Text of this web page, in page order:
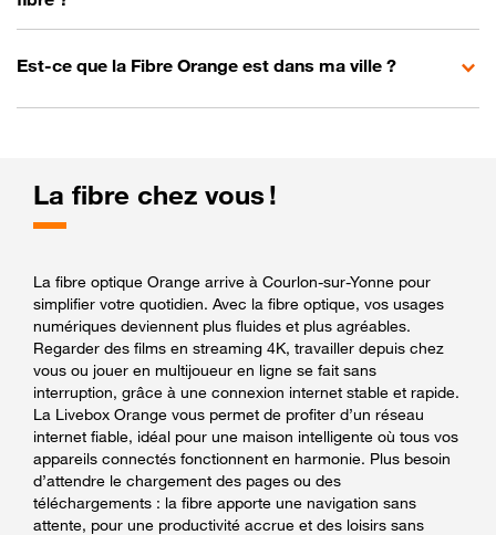
Est-ce que la Fibre Orange est dans ma ville ?
La fibre chez vous !
La fibre optique Orange arrive à Courlon-sur-Yonne pour
simplifier votre quotidien. Avec la fibre optique, vos usages
numériques deviennent plus fluides et plus agréables.
Regarder des films en streaming 4K, travailler depuis chez
vous ou jouer en multijoueur en ligne se fait sans
interruption, grâce à une connexion internet stable et rapide.
La Livebox Orange vous permet de profiter d’un réseau
internet fiable, idéal pour une maison intelligente où tous vos
appareils connectés fonctionnent en harmonie. Plus besoin
d’attendre le chargement des pages ou des
téléchargements : la fibre apporte une navigation sans
attente, pour une productivité accrue et des loisirs sans